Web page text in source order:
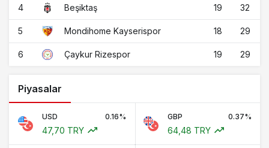
4 Beşiktaş 19 32
5 Mondihome Kayserispor 18 29
6 Çaykur Rizespor 19 29
Piyasalar
USD 0.16%
47,70 TRY
GBP 0.37%
64,48 TRY